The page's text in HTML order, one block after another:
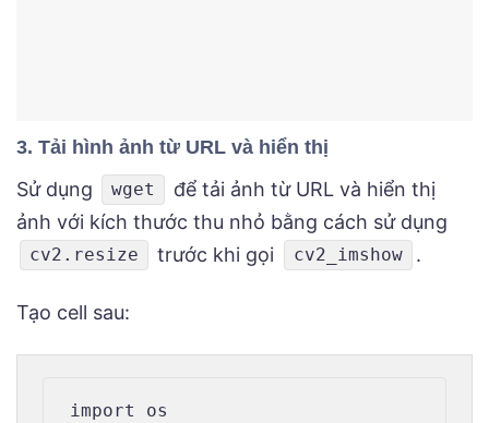
3. Tải hình ảnh từ URL và hiển thị
Sử dụng wget
để tải ảnh từ URL và hiển thị
ảnh với kích thước thu nhỏ bằng cách sử dụng
cv2.resize trước khi gọi cv2_imshow .
Tạo cell sau:
import os